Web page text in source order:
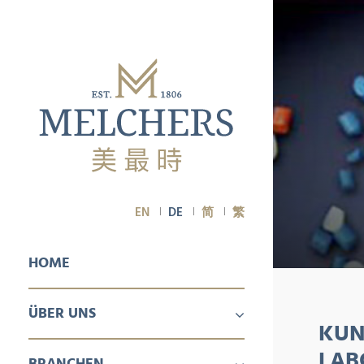
EN DE 简 繁
HOME
ÜBER UNS
ÜBER UNS
KARRIERE